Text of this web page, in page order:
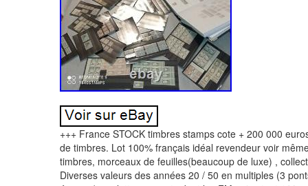
+++ France STOCK timbres stamps cote + 200 000
de timbres. Lot 100% français idéal revendeur voir
timbres, morceaux de feuilles(beaucoup de luxe) ,
Diverses valeurs des années 20 / 50 en multiples (3